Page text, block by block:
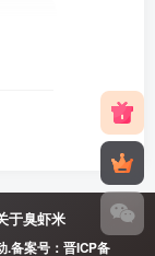
于臭虾米
.备案号： 晋ICP备